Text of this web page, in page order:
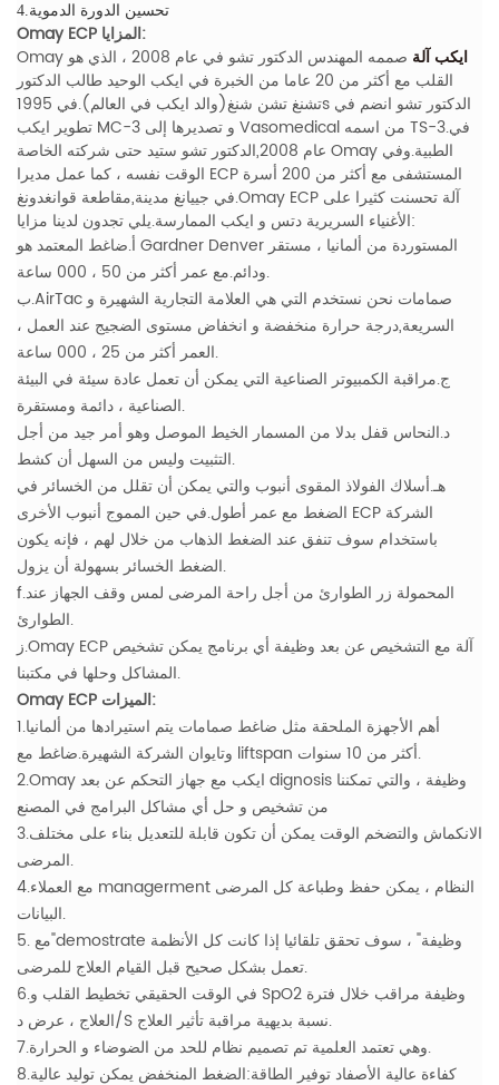
4.تحسين الدورة الدموية
Omay ECP المزايا:
Omay
ايكب آلة
صممه المهندس الدكتور تشو في عام 2008 ، الذي هو
القلب مع أكثر من 20 عاما من الخبرة في ايكب الوحيد طالب الدكتور
تشنغ تشن شنغ(والد ايكب في العالم).في 1995s الدكتور تشو انضم في
تطوير ايكب MC-3 و تصديرها إلى Vasomedical من اسمه TS-3.في
عام 2008,الدكتور تشو ستيد حتى شركته الخاصة Omay الطبية.وفي
الوقت نفسه ، كما عمل مديرا ECP المستشفى مع أكثر من 200 أسرة
في جييانغ مدينة,مقاطعة قوانغدونغ.Omay ECP آلة تحسنت كثيرا على
الأغنياء السريرية دتس و ايكب الممارسة.يلي تجدون لدينا مزايا:
أ.ضاغط المعتمد هو Gardner Denver المستوردة من ألمانيا ، مستقر
ودائم.مع عمر أكثر من 50 ، 000 ساعة.
ب.AirTac صمامات نحن نستخدم التي هي العلامة التجارية الشهيرة و
السريعة,درجة حرارة منخفضة و انخفاض مستوى الضجيج عند العمل ،
العمر أكثر من 25 ، 000 ساعة.
ج.مراقبة الكمبيوتر الصناعية التي يمكن أن تعمل عادة سيئة في البيئة
الصناعية ، دائمة ومستقرة.
د.النحاس قفل بدلا من المسمار الخيط الموصل وهو أمر جيد من أجل
التثبيت وليس من السهل أن كشط.
هـ.أسلاك الفولاذ المقوى أنبوب والتي يمكن أن تقلل من الخسائر في
الضغط مع عمر أطول.في حين المموج أنبوب الأخرى ECP الشركة
باستخدام سوف تنفق عند الضغط الذهاب من خلال لهم ، فإنه يكون
الضغط الخسائر بسهولة أن يزول.
f.المحمولة زر الطوارئ من أجل راحة المرضى لمس وقف الجهاز عند
الطوارئ.
ز.Omay ECP آلة مع التشخيص عن بعد وظيفة أي برنامج يمكن تشخيص
المشاكل وحلها في مكتبنا.
Omay ECP الميزات:
1.أهم الأجهزة الملحقة مثل ضاغط صمامات يتم استيرادها من ألمانيا
وتايوان الشركة الشهيرة.ضاغط مع liftspan أكثر من 10 سنوات.
2.Omay ايكب مع جهاز التحكم عن بعد dignosis وظيفة ، والتي تمكننا
من تشخيص و حل أي مشاكل البرامج في المصنع
3.الانكماش والتضخم الوقت يمكن أن تكون قابلة للتعديل بناء على مختلف
المرضى.
4.مع العملاء managerment النظام ، يمكن حفظ وطباعة كل المرضى
البيانات.
5. مع"demostrate وظيفة" ، سوف تحقق تلقائيا إذا كانت كل الأنظمة
تعمل بشكل صحيح قبل القيام العلاج للمرضى.
6.في الوقت الحقيقي تخطيط القلب و SpO2 وظيفة مراقب خلال فترة
العلاج ، عرض د/S نسبة بديهية مراقبة تأثير العلاج.
7.وهي تعتمد العلمية تم تصميم نظام للحد من الضوضاء و الحرارة.
8.كفاءة عالية الأصفاد توفير الطاقة:الضغط المنخفض يمكن توليد عالية